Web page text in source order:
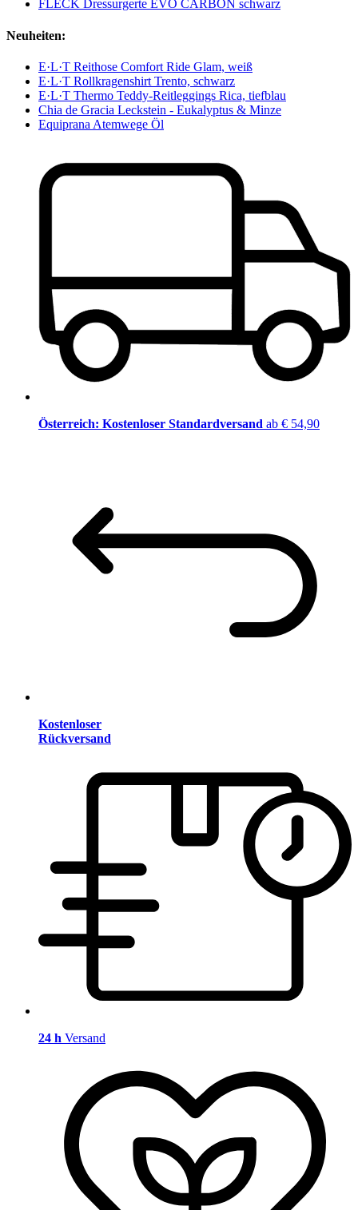
FLECK Dressurgerte EVO CARBON schwarz
Neuheiten:
E·L·T Reithose Comfort Ride Glam, weiß
E·L·T Rollkragenshirt Trento, schwarz
E·L·T Thermo Teddy-Reitleggings Rica, tiefblau
Chia de Gracia Leckstein - Eukalyptus & Minze
Equiprana Atemwege Öl
Österreich: Kostenloser Standardversand ab € 54,90
Kostenloser
Rückversand
24 h Versand